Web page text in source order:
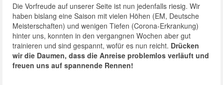
Die Vorfreude auf unserer Seite ist nun jedenfalls riesig. Wir
haben bislang eine Saison mit vielen Höhen (EM, Deutsche
Meisterschaften) und wenigen Tiefen (Corona-Erkrankung)
hinter uns, konnten in den vergangnen Wochen aber gut
trainieren und sind gespannt, wofür es nun reicht. Drücken
wir die Daumen, dass die Anreise problemlos verläuft und
freuen uns auf spannende Rennen!